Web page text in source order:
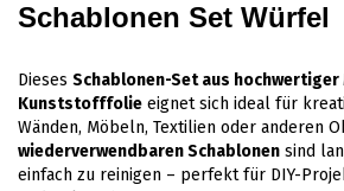
Schablonen Set Würfel
Dieses Schablonen-Set aus hochwertiger
Kunststofffolie eignet sich ideal für
Wänden, Möbeln, Textilien oder anderen
wiederverwendbaren Schablonen sind
einfach zu reinigen – perfekt für DIY-